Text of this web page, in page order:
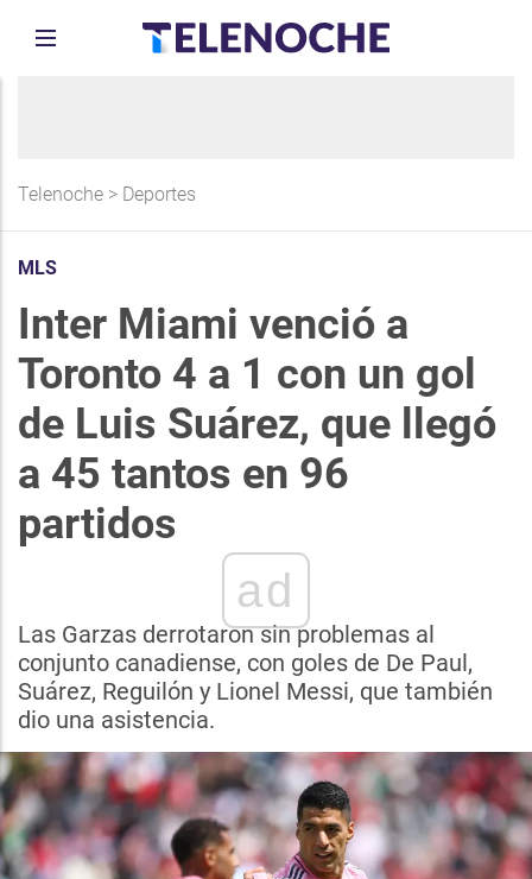
Telenoche > Deportes
MLS
Inter Miami venció a
Toronto 4 a 1 con un gol
de Luis Suárez, que llegó
a 45 tantos en 96
partidos
ad
Las Garzas derrotaron sin problemas al
conjunto canadiense, con goles de De Paul,
Suárez, Reguilón y Lionel Messi, que también
dio una asistencia.